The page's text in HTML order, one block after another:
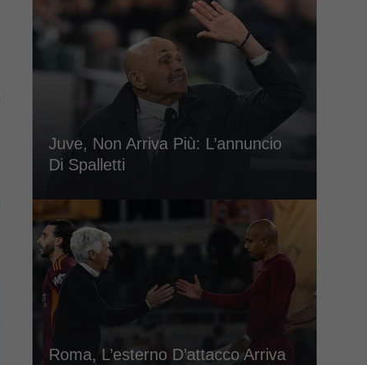
Juve, Non Arriva Più: L’annuncio
Di Spalletti
Roma, L’esterno D’attacco Arriva